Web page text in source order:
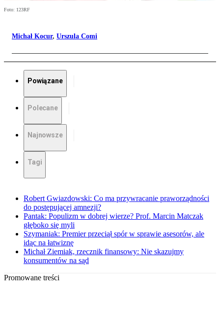
Foto: 123RF
Michał Kocur, Urszula Comi
Powiązane
Polecane
Najnowsze
Tagi
Robert Gwiazdowski: Co ma przywracanie praworządności
do postępującej amnezji?
Pantak: Populizm w dobrej wierze? Prof. Marcin Matczak
głęboko się myli
Szymaniak: Premier przeciął spór w sprawie asesorów, ale
idąc na łatwiznę
Michał Ziemiak, rzecznik finansowy: Nie skazujmy
konsumentów na sąd
Promowane treści